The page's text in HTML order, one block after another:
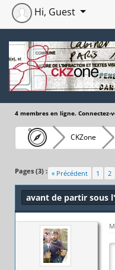
Hi, Guest
4 membres en ligne. Connectez-
CKZone
Pages (3) : « Précédent 1 2
avant de partir sous